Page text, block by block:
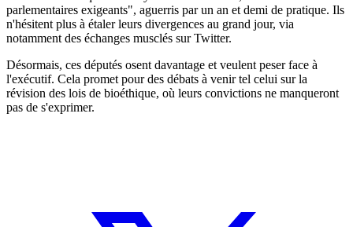
parlementaires exigeants", aguerris par un an et demi de pratique. Ils
n'hésitent plus à étaler leurs divergences au grand jour, via
notamment des échanges musclés sur Twitter.
Désormais, ces députés osent davantage et veulent peser face à
l'exécutif. Cela promet pour des débats à venir tel celui sur la
révision des lois de bioéthique, où leurs convictions ne manqueront
pas de s'exprimer.